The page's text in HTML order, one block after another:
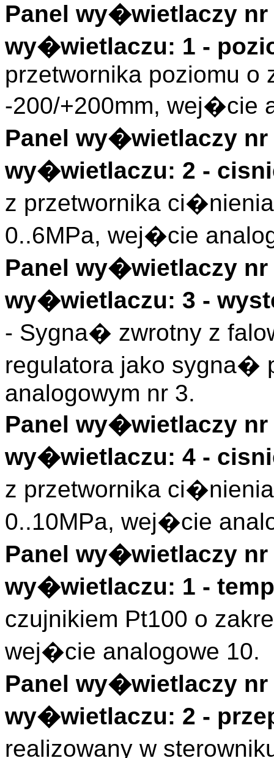
Panel wy�wietlaczy nr
wy�wietlaczu: 1 -
przetwornika poziomu o
-200/+200mm, wej�cie
Panel wy�wietlaczy nr
wy�wietlaczu: 2 -
z przetwornika
0..6MPa, wej�cie
Panel wy�wietlaczy nr
wy�wietlaczu: 3 -
- Sygna� zwrotny z
regulatora jako
analogowym nr 3.
Panel wy�wietlaczy nr
wy�wietlaczu: 4 -
z przetwornika
0..10MPa, wej�cie
Panel wy�wietlaczy nr
wy�wietlaczu: 1 -
czujnikiem Pt100 o
wej�cie analogowe 10.
Panel wy�wietlaczy nr
wy�wietlaczu: 2 -
realizowany w